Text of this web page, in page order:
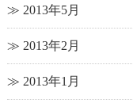
2013年5月
2013年2月
2013年1月